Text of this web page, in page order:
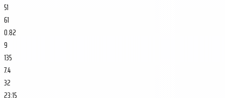
51
61
0.82
9
135
7.4
32
23:15